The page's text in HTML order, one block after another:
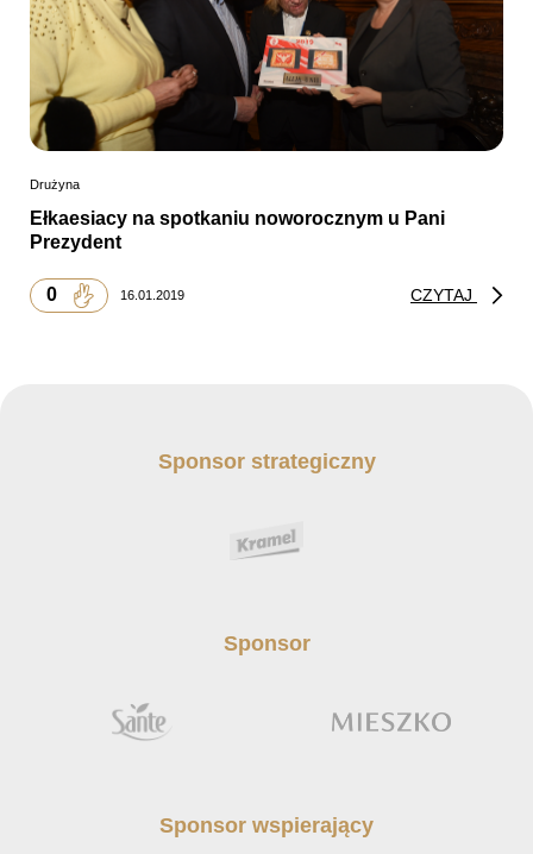
Drużyna
Ełkaesiacy na spotkaniu noworocznym u Pani
Prezydent
0 16.01.2019 CZYTAJ
Sponsor strategiczny
Sponsor
Sponsor wspierający